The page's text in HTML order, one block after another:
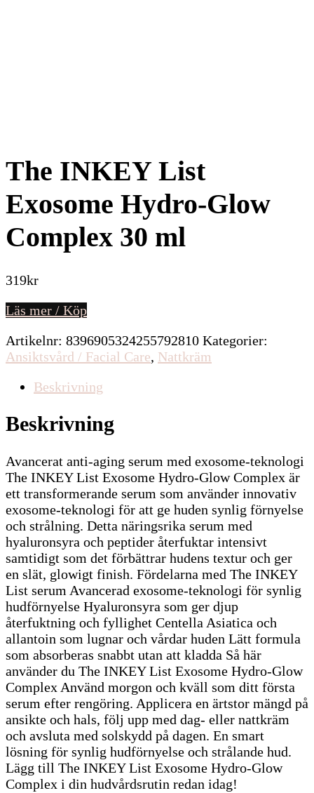
The INKEY List
Exosome Hydro-Glow
Complex 30 ml
319kr
Läs mer / Köp
Artikelnr: 8396905324255792810 Kategorier:
Ansiktsvård / Facial Care, Nattkräm
Beskrivning
Beskrivning
Avancerat anti-aging serum med exosome-teknologi
The INKEY List Exosome Hydro-Glow Complex är
ett transformerande serum som använder innovativ
exosome-teknologi för att ge huden synlig förnyelse
och strålning. Detta näringsrika serum med
hyaluronsyra och peptider återfuktar intensivt
samtidigt som det förbättrar hudens textur och ger
en slät, glowigt finish. Fördelarna med The INKEY
List serum Avancerad exosome-teknologi för synlig
hudförnyelse Hyaluronsyra som ger djup
återfuktning och fyllighet Centella Asiatica och
allantoin som lugnar och vårdar huden Lätt formula
som absorberas snabbt utan att kladda Så här
använder du The INKEY List Exosome Hydro-Glow
Complex Använd morgon och kväll som ditt första
serum efter rengöring. Applicera en ärtstor mängd på
ansikte och hals, följ upp med dag- eller nattkräm
och avsluta med solskydd på dagen. En smart
lösning för synlig hudförnyelse och strålande hud.
Lägg till The INKEY List Exosome Hydro-Glow
Complex i din hudvårdsrutin redan idag!